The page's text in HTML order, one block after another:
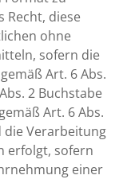
Recht, diese
ohne
sofern die
Art. 6 Abs.
2 Buchstabe
Art. 6 Abs.
die Verarbeitung
erfolgt, sofern
einer